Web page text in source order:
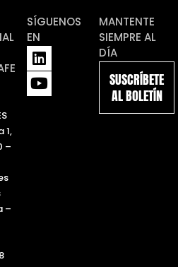
1,
–
–
SÍGUENOS
EN
L
i
n
k
Y
o
u
t
MANTENTE
SIEMPRE AL
DÍA
SUSCRÍBETE
AL BOLETÍN